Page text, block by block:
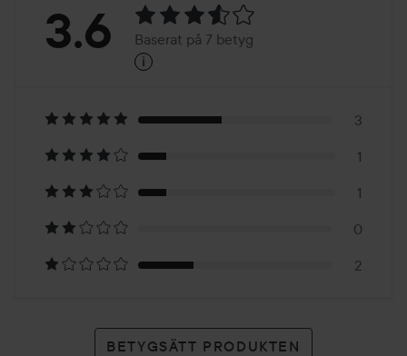
Betyg:
Baserat
på
7
betyg
3.6 Baserat på 7 betyg
i
3
1
1
0
2
BETYGSÄTT PRODUKTEN